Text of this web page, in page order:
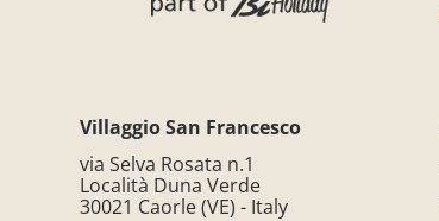
Villaggio San Francesco
via Selva Rosata n.1
Località Duna Verde
30021 Caorle (VE) - Italy